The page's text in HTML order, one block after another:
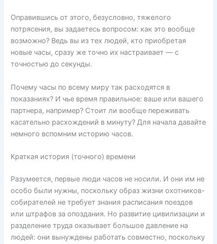
Оправившись от этого, безусловно, тяжелого
потрясения, вы задаетесь вопросом: как это вообще
возможно? Ведь вы из тех людей, кто приобретая
новые часы, сразу же точно их настраивает — с
точностью до секунды.
Почему часы по всему миру так расходятся в
показаниях? И чье время правильное: ваше или вашего
партнера, например? Стоит ли вообще переживать
касательно расхождений в минуту? Для начала давайте
немного вспомним историю часов.
Краткая история (точного) времени
Разумеется, первые люди часов не носили. И они им не
особо были нужны, поскольку образ жизни охотников-
собирателей не требует знания расписания поездов
или штрафов за опоздания. Но развитие цивилизации и
разделение труда оказывает большое давление на
людей: они вынуждены работать совместно, поскольку